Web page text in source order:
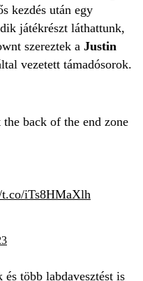
kezdés után egy
játékrészt láthattunk,
szereztek a Justin
vezetett támadósorok.
back of the end zone
t.co/iTs8HMaXlh
több labdavesztést is